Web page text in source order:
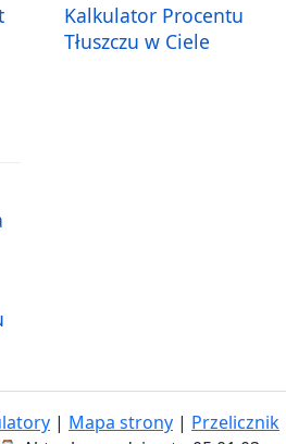
Kalkulator Procentu
Tłuszczu w Ciele
| Mapa strony | Przelicznik